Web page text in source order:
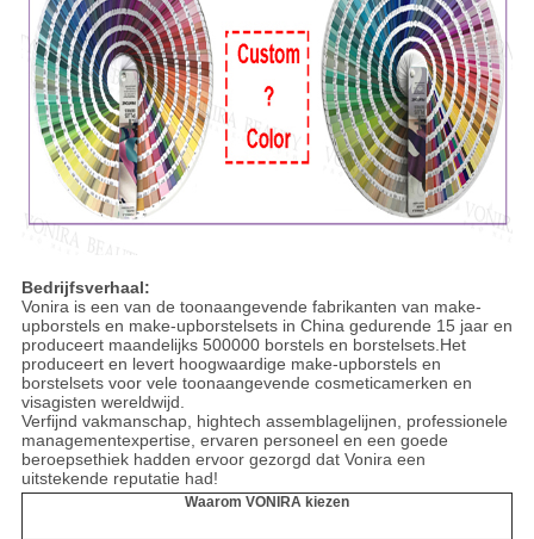
Bedrijfsverhaal:
Vonira is een van de toonaangevende fabrikanten van make-
upborstels en make-upborstelsets in China gedurende 15 jaar en
produceert maandelijks 500000 borstels en borstelsets.Het
produceert en levert hoogwaardige make-upborstels en
borstelsets voor vele toonaangevende cosmeticamerken en
visagisten wereldwijd.
Verfijnd vakmanschap, hightech assemblagelijnen, professionele
managementexpertise, ervaren personeel en een goede
beroepsethiek hadden ervoor gezorgd dat Vonira een
uitstekende reputatie had!
Waarom VONIRA kiezen